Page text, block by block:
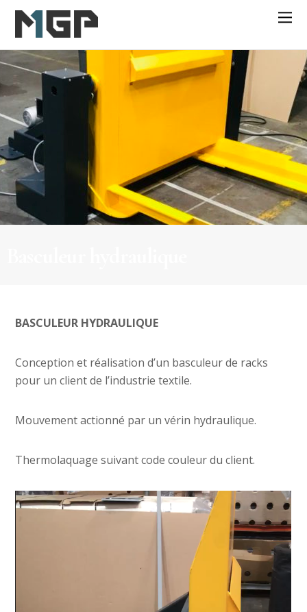
BASCULEUR HYDRAULIQUE
Conception et réalisation d’un basculeur de racks
pour un client de l’industrie textile.
Mouvement actionné par un vérin hydraulique.
Thermolaquage suivant code couleur du client.